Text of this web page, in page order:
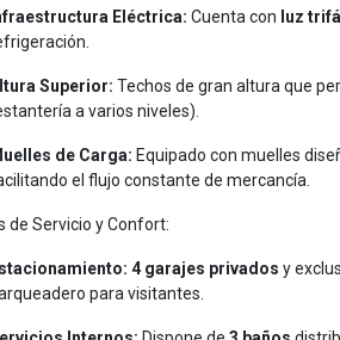
Eléctrica: Cuenta con luz
Superior: Techos de gran altura que
a varios niveles).
de Carga: Equipado con muelles
el flujo constante de mercancía.
de Servicio y Confort:
4 garajes privados y
para visitantes.